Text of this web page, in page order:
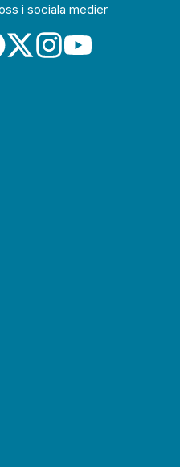
i sociala medier